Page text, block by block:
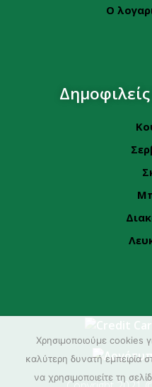
Ο
Χρησιμοποιούμε cookies
καλύτερη δυνατή εμπειρία
να χρησιμοποιείτε τη